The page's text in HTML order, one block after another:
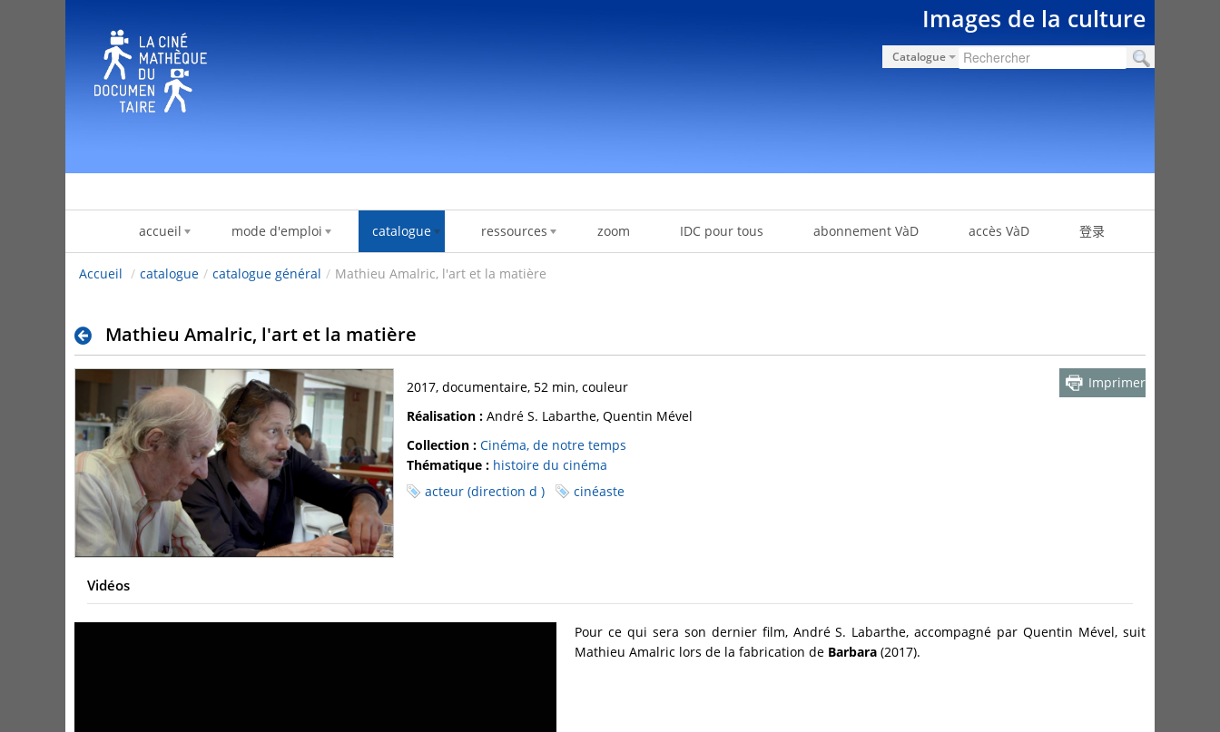
Images de la culture
Catalogue
accueil mode d'emploi catalogue ressources zoom IDC pour tous abonnement VàD accès VàD 登录
Accueil / catalogue / catalogue général / Mathieu Amalric, l'art et la matière
Mathieu Amalric, l'art et la matière
Imprimer
2017, documentaire, 52 min, couleur
Réalisation : André S. Labarthe, Quentin Mével
Collection : Cinéma, de notre temps
Thématique : histoire du cinéma
acteur (direction d )
cinéaste
Vidéos
Pour ce qui sera son dernier film, André S. Labarthe, accompagné par Quentin Mével, suit
Mathieu Amalric lors de la fabrication de Barbara (2017).